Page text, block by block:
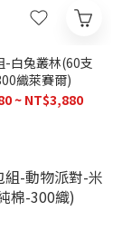
-白兔叢林(60支
織萊賽爾)
~ NT$3,880